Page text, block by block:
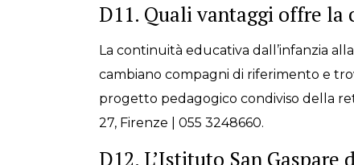
D11. Quali vantaggi offre
La continuità educativa dall’infanzia
cambiano compagni di riferimento e
progetto pedagogico condiviso della
27, Firenze | 055 3248660.
D12. L’Istituto San